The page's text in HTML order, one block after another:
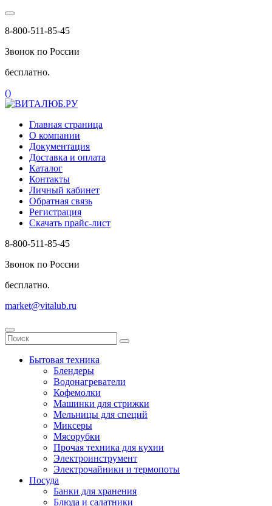
8-800-511-85-45
Звонок по России
бесплатно.
()
Главная страница
О компании
Документация
Доставка и оплата
Каталог
Контакты
Личный кабинет
Обратная связь
Регистрация
Скачать прайс-лист
8-800-511-85-45
Звонок по России
бесплатно.
market@vitalub.ru
Бытовая техника
Блендеры
Водонагреватели
Кофемолки
Машинки для стрижки
Мельницы для специй
Миксеры
Мясорубки
Прочая техника для кухни
Электроинструмент
Электрочайники и термопоты
Посуда
Банки для хранения
Блюда и салатники